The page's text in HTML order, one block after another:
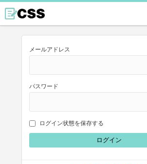
メールアドレス
パスワード
ログイン状態を保存する